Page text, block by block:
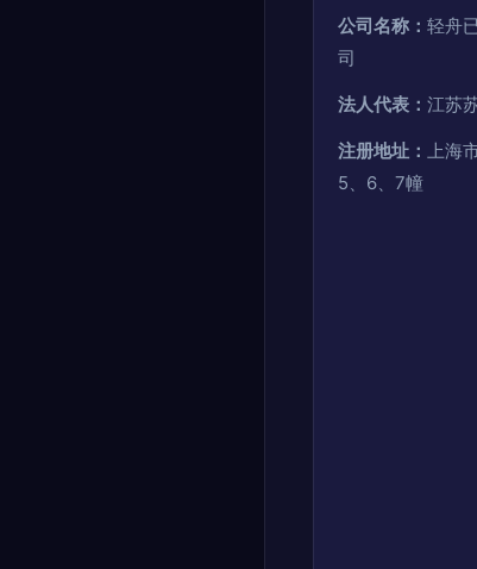
公司名称： 轻舟
司
法人代表： 江苏
注册地址： 上海
5、6、7幢